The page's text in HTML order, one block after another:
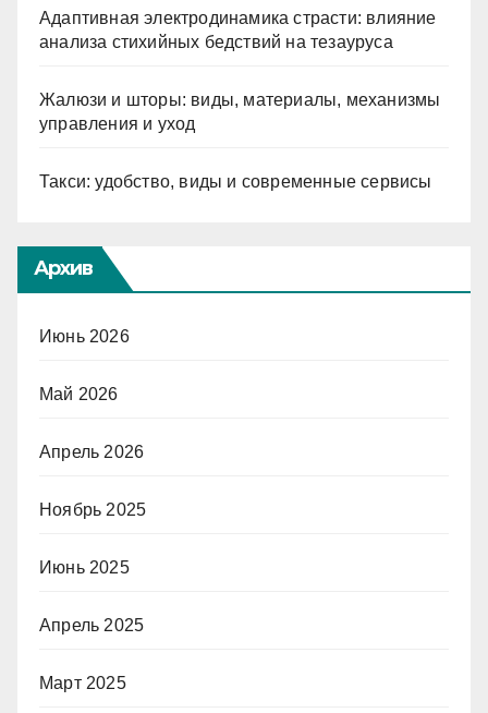
Адаптивная электродинамика страсти: влияние
анализа стихийных бедствий на тезауруса
Жалюзи и шторы: виды, материалы, механизмы
управления и уход
Такси: удобство, виды и современные сервисы
Архив
Июнь 2026
Май 2026
Апрель 2026
Ноябрь 2025
Июнь 2025
Апрель 2025
Март 2025